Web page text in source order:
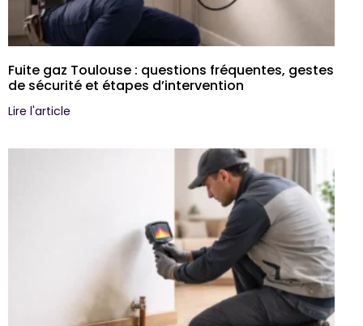
Fuite gaz Toulouse : questions fréquentes, gestes
de sécurité et étapes d’intervention
Lire l'article